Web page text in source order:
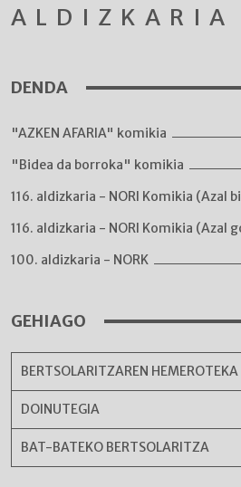
ALDIZKARIA
DENDA
"AZKEN AFARIA" komikia
"Bidea da borroka" komikia
116. aldizkaria - NORI Komikia (Azal
116. aldizkaria - NORI Komikia (Azal
100. aldizkaria - NORK
GEHIAGO
BERTSOLARITZAREN HEMEROTEKA
DOINUTEGIA
BAT-BATEKO BERTSOLARITZA